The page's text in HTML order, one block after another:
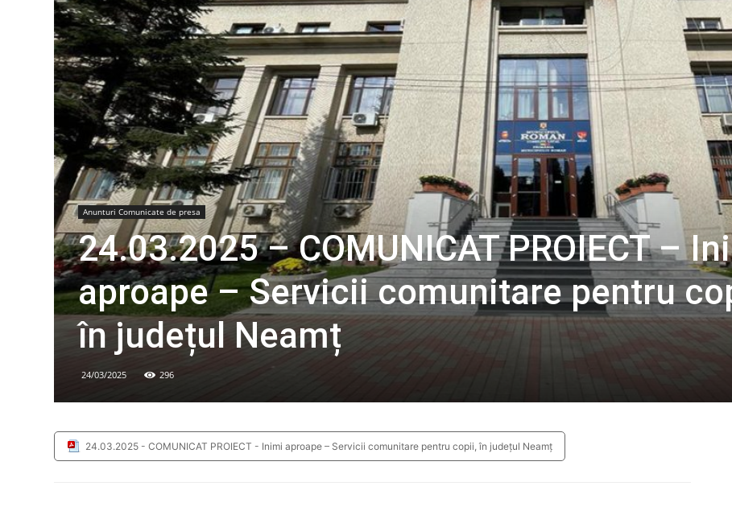
Anunturi Comunicate de presa
24.03.2025 – COMUNICAT PROIECT –
aproape – Servicii comunitare pentru
în județul Neamț
24/03/2025 296
24.03.2025 - COMUNICAT PROIECT - Inimi aproape – Servicii comunitare pentru copii, în județul Neamț